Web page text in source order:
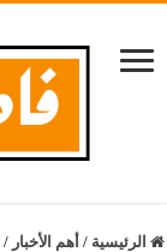
الرئيسية / أهم الأخبار /